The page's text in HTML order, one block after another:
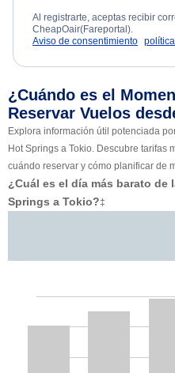
Al registrarte, aceptas recibir
CheapOair(Fareportal).
Aviso de consentimiento
¿Cuándo es el
Reservar Vuelos
Explora información útil potenciada
Hot Springs a Tokio. Descubre tarifas
cuándo reservar y cómo planificar de
¿Cuál es el día más barato de
Springs a Tokio?‡